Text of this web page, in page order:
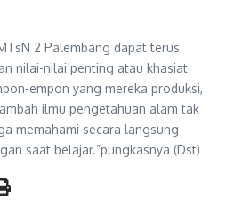
2 Palembang dapat terus
nilai-nilai penting atau khasiat
empon yang mereka produksi,
ilmu pengetahuan alam tak
memahami secara langsung
saat belajar.”pungkasnya (Dst)